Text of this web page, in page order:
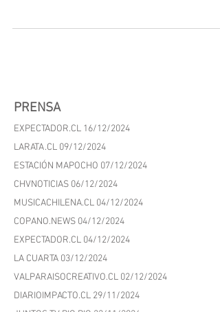
PRENSA
EXPECTADOR.CL 16/12/2024
LARATA.CL 09/12/2024
ESTACIÓN MAPOCHO 07/12/2024
CHVNOTICIAS 06/12/2024
MUSICACHILENA.CL 04/12/2024
COPANO.NEWS 04/12/2024
EXPECTADOR.CL 04/12/2024
LA CUARTA 03/12/2024
VALPARAISOCREATIVO.CL 02/12/2024